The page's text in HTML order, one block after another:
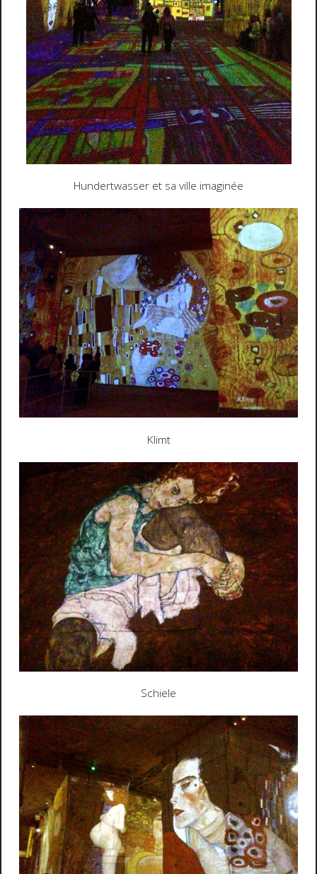
Hundertwasser et sa ville imaginée
Klimt
Schiele